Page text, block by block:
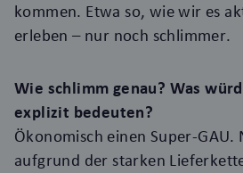
kommen. Etwa so, wie wir es
erleben – nur noch schlimmer.
Wie schlimm genau? Was
explizit bedeuten?
Ökonomisch einen Super-GAU.
aufgrund der starken